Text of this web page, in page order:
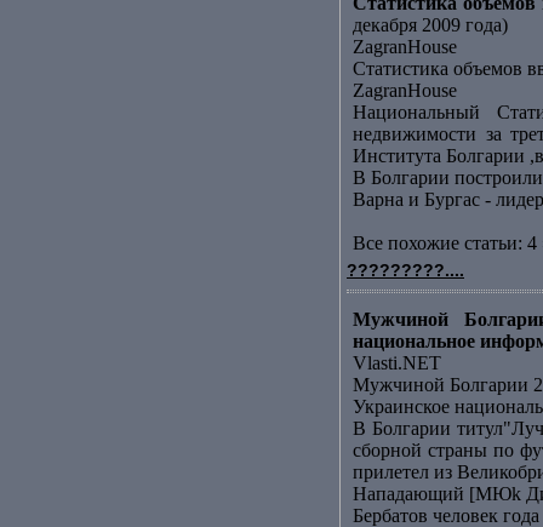
декабря 2009 года)
ZagranHouse
Статистика объемов
ZagranHouse
Национальный
недвижимости за
Института Болгарии
В Болгарии
Варна и Бургас -
Все похожие статьи: 4
?????????....
Мужчиной
национальное
Vlasti.NET
Мужчиной Болгарии
Украинское
В Болгарии
сборной страны по
прилетел из
Нападающий [МЮk
Бербатов человек